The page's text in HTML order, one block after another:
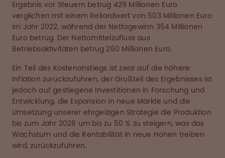
Ergebnis vor Steuern betrug 429 Millionen Euro
verglichen mit einem Rekordwert von 503 Millionen Euro
im Jahr 2022, während der Nettogewinn 354 Millionen
Euro betrug. Der Nettomittelzufluss aus
Betriebsaktivitäten betrug 260 Millionen Euro.
Ein Teil des Kostenanstiegs ist zwar auf die höhere
Inflation zurückzuführen, der Großteil des Ergebnisses ist
jedoch auf gestiegene Investitionen in Forschung und
Entwicklung, die Expansion in neue Märkte und die
Umsetzung unserer ehrgeizigen Strategie die Produktion
bis zum Jahr 2028 um bis zu 50 % zu steigern, was das
Wachstum und die Rentabilität in neue Höhen treiben
wird, zurückzuführen.